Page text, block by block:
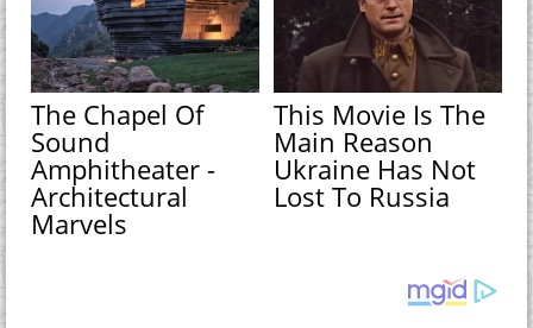
The Chapel Of
Sound
Amphitheater -
Architectural
Marvels
This Movie Is The
Main Reason
Ukraine Has Not
Lost To Russia